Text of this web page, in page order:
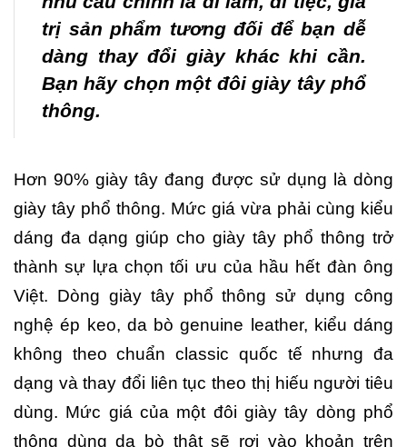
trị sản phẩm tương đối để bạn dễ
dàng thay đổi giày khác khi cần.
Bạn hãy chọn một đôi giày tây phổ
thông.
Hơn 90% giày tây đang được sử dụng là dòng
giày tây phổ thông. Mức giá vừa phải cùng kiểu
dáng đa dạng giúp cho giày tây phổ thông trở
thành sự lựa chọn tối ưu của hầu hết đàn ông
Việt. Dòng giày tây phổ thông sử dụng công
nghệ ép keo, da bò genuine leather, kiểu dáng
không theo chuẩn classic quốc tế nhưng đa
dạng và thay đổi liên tục theo thị hiếu người tiêu
dùng. Mức giá của một đôi giày tây dòng phổ
thông dùng da bò thật sẽ rơi vào khoản trên